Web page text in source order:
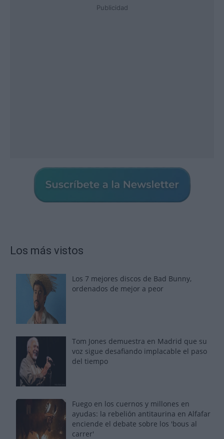
Publicidad
Los más vistos
Los 7 mejores discos de Bad Bunny,
ordenados de mejor a peor
Tom Jones demuestra en Madrid que su
voz sigue desafiando implacable el paso
del tiempo
Fuego en los cuernos y millones en
ayudas: la rebelión antitaurina en Alfafar
enciende el debate sobre los 'bous al
carrer'